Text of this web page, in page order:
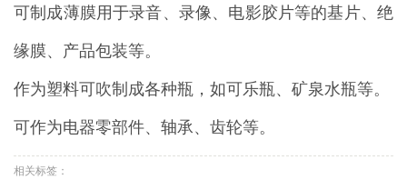
可制成薄膜用于录音、录像、电影胶片等的基片、绝
缘膜、产品包装等。
作为塑料可吹制成各种瓶，如可乐瓶、矿泉水瓶等。
可作为电器零部件、轴承、齿轮等。
相关标签：